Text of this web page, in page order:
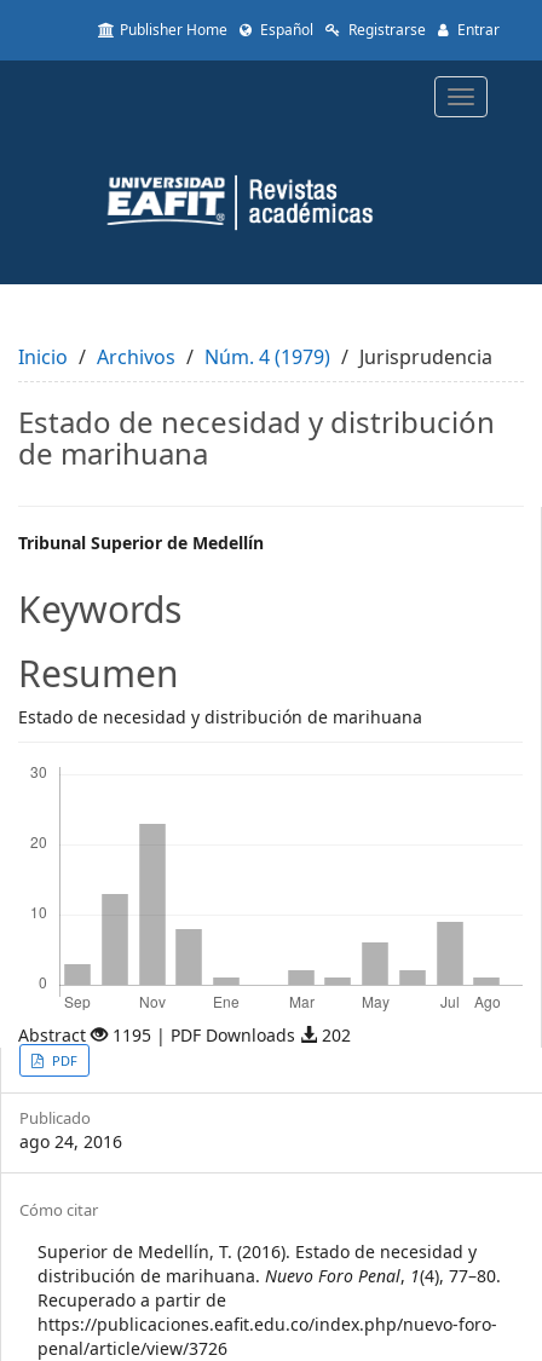
to
Content
Sidebar
Publisher Home Español Registrarse Entrar
Toggle
Inicio Archivos Núm. 4 (1979) Jurisprudencia
Estado de necesidad y distribución
de marihuana
Main
Article
Content
Tribunal Superior de Medellín
Keywords
Resumen
Estado de necesidad y distribución de marihuana
Abstract 1195 | PDF Downloads 202
Article
Sidebar
PDF
Publicado
ago 24, 2016
Article
Details
Cómo citar
Superior de Medellín, T. (2016). Estado de necesidad y
distribución de marihuana. Nuevo Foro Penal, 1(4), 77–80.
Recuperado a partir de
https://publicaciones.eafit.edu.co/index.php/nuevo-foro-
penal/article/view/3726